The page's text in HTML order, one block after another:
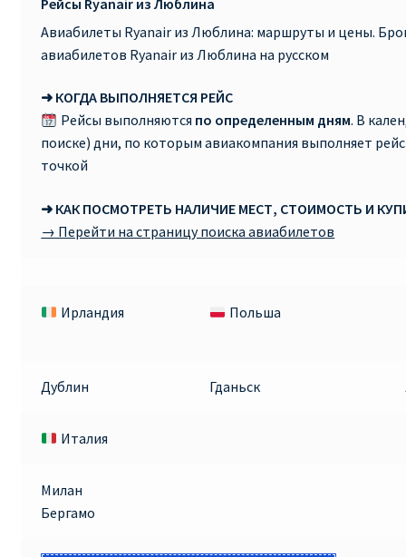
Рейсы Ryanair из Люблина
Авиабилеты Ryanair из Люблина: маршруты и цены.
авиабилетов Ryanair из Люблина на русском
➜ КОГДА ВЫПОЛНЯЕТСЯ РЕЙС
Рейсы выполняются по определенным дням. В
поиске) дни, по которым авиакомпания выполняет
точкой
➜ КАК ПОСМОТРЕТЬ НАЛИЧИЕ МЕСТ, СТОИМОСТЬ И
→ Перейти на страницу поиска авиабилетов
Ирландия
Польша
Дублин Гданьск
Италия
Милан
Бергамо